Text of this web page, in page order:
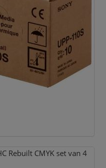
Rebuilt CMYK set van 4